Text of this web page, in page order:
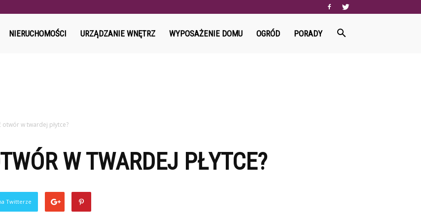
NIERUCHOMOŚCI URZĄDZANIE WNĘTRZ WYPOSAŻENIE DOMU OGRÓD PORADY
otwór w twardej płytce?
W TWARDEJ PŁYTCE?
Twitterze